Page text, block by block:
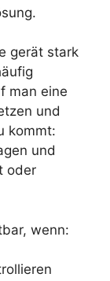
gerät stark
man eine
und
kommt:
und
oder
wenn: